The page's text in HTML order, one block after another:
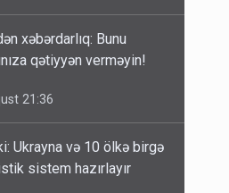
xəbərdarlıq: Bunu
qətiyyən verməyin!
21:36
Ukrayna və 10 ölkə birgə
sistem hazırlayır